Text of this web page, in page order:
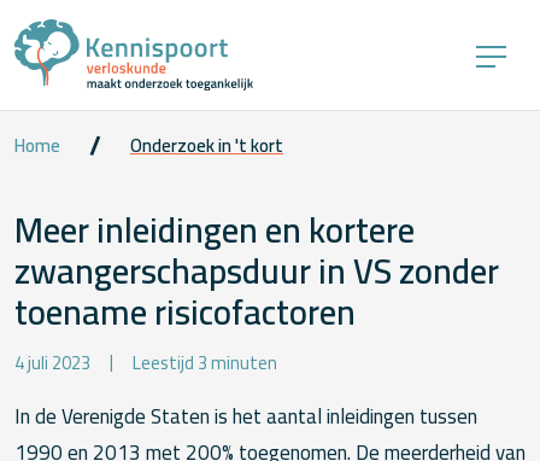
Home Onderzoek in 't kort
Meer inleidingen en kortere
zwangerschapsduur in VS zonder
toename risicofactoren
4 juli 2023 Leestijd 3 minuten
In de Verenigde Staten is het aantal inleidingen tussen
1990 en 2013 met 200% toegenomen. De meerderheid van